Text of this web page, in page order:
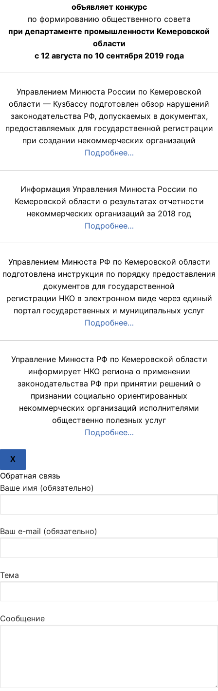
объявляет конкурс
по формированию общественного совета
при департаменте промышленности Кемеровской
области
с 12 августа по 10 сентября 2019 года
Управлением Минюста России по Кемеровской
области — Кузбассу подготовлен обзор нарушений
законодательства РФ, допускаемых в документах,
предоставляемых для государственной регистрации
при создании некоммерческих организаций
Подробнее…
Информация Управления Минюста России по
Кемеровской области о результатах отчетности
некоммерческих организаций за 2018 год
Подробнее…
Управлением Минюста РФ по Кемеровской области
подготовлена инструкция по порядку предоставления
документов для государственной
регистрации НКО в электронном виде через единый
портал государственных и муниципальных услуг
Подробнее…
Управление Минюста РФ по Кемеровской области
информирует НКО региона о применении
законодательства РФ при принятии решений о
признании социально ориентированных
некоммерческих организаций исполнителями
общественно полезных услуг
Подробнее…
X
Обратная связь
Ваше имя (обязательно)
Ваш e-mail (обязательно)
Тема
Сообщение